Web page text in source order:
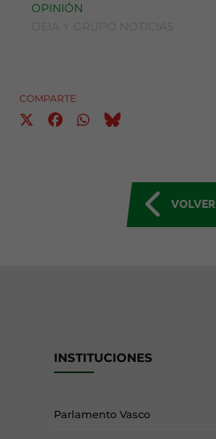
OPINIÓN
COMPARTE
VOLVER
INSTITUCIONES
Parlamento Vasco